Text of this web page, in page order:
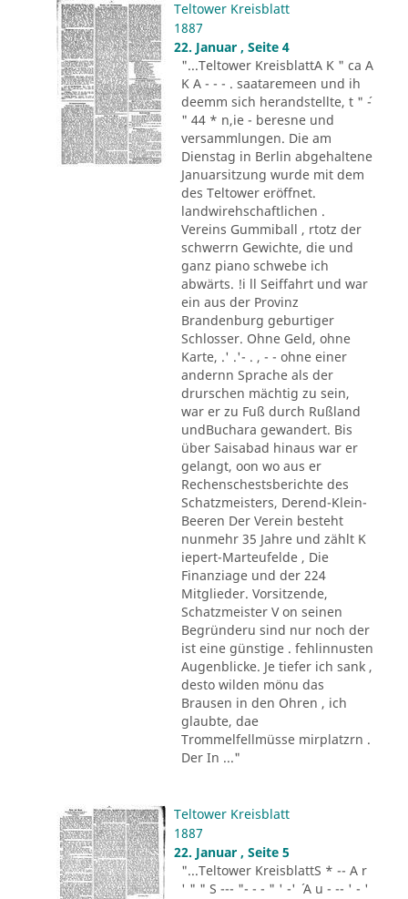
Teltower Kreisblatt
1887
22. Januar , Seite 4
"...Teltower KreisblattA K " ca A
K A - - - . saataremeen und ih
deemm sich herandstellte, t " ´-
" 44 * n,ie - beresne und
versammlungen. Die am
Dienstag in Berlin abgehaltene
Januarsitzung wurde mit dem
des Teltower eröffnet.
landwirehschaftlichen .
Vereins Gummiball , rtotz der
schwerrn Gewichte, die und
ganz piano schwebe ich
abwärts. !i ll Seiffahrt und war
ein aus der Provinz
Brandenburg geburtiger
Schlosser. Ohne Geld, ohne
Karte, .' .'- . , - - ohne einer
andernn Sprache als der
drurschen mächtig zu sein,
war er zu Fuß durch Rußland
undBuchara gewandert. Bis
über Saisabad hinaus war er
gelangt, oon wo aus er
Rechenschestsberichte des
Schatzmeisters, Derend-Klein-
Beeren Der Verein besteht
nunmehr 35 Jahre und zählt K
iepert-Marteufelde , Die
Finanziage und der 224
Mitglieder. Vorsitzende,
Schatzmeister V on seinen
Begründeru sind nur noch der
ist eine günstige . fehlinnusten
Augenblicke. Je tiefer ich sank ,
desto wilden mönu das
Brausen in den Ohren , ich
glaubte, dae
Trommelfellmüsse mirplatzrn .
Der In ..."
Teltower Kreisblatt
1887
22. Januar , Seite 5
"...Teltower KreisblattS * -- A r
' " " S --- "- - - " ' -' ´ A u - -- ' - '